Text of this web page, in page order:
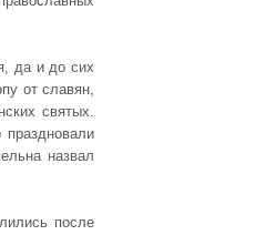
да и до сих
от славян,
святых.
назвал
после